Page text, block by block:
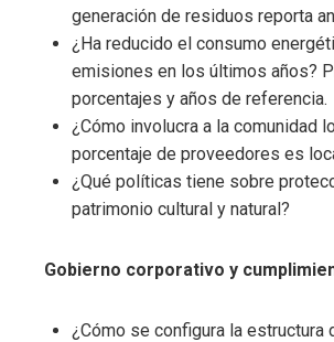
generación de residuos reporta
¿Ha reducido el consumo
emisiones en los últimos años?
porcentajes y años de referencia.
¿Cómo involucra a la comunidad
porcentaje de proveedores es
¿Qué políticas tiene sobre
patrimonio cultural y natural?
Gobierno corporativo y
¿Cómo se configura la estructura